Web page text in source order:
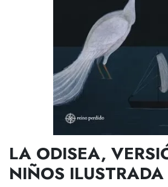
LA ODISEA,
NIÑOS ILUSTRADA